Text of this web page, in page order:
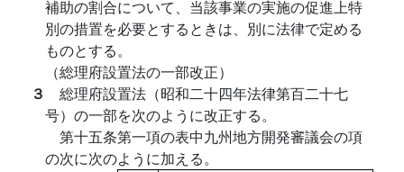
補助の割合について、当該事業の実施の促進上特
別の措置を必要とするときは、別に法律で定める
ものとする。
（総理府設置法の一部改正）
３ 総理府設置法（昭和二十四年法律第百二十七
号）の一部を次のように改正する。
第十五条第一項の表中九州地方開発審議会の項
の次に次のように加える。